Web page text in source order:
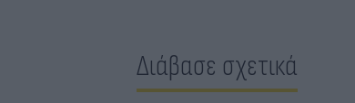
Διάβασε σχετικά